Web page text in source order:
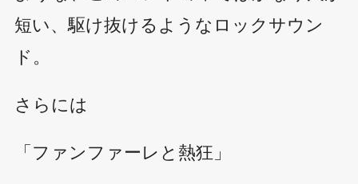
短い、駆け抜けるようなロックサウン
ド。
さらには
「ファンファーレと熱狂」